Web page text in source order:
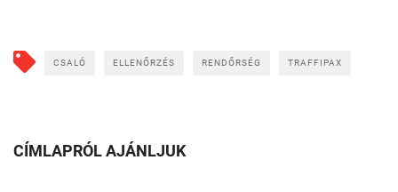
CSALÓ ELLENŐRZÉS RENDŐRSÉG TRAFFIPAX
CÍMLAPRÓL AJÁNLJUK